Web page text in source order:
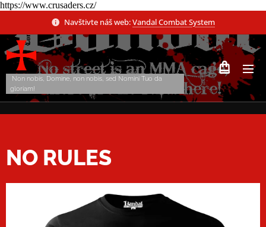
https://www.crusaders.cz/
Navštivte náš web:Vandal Combat System
Non nobis, Domine, non nobis, sed Nomini Tuo da
gloriam!
NO RULES